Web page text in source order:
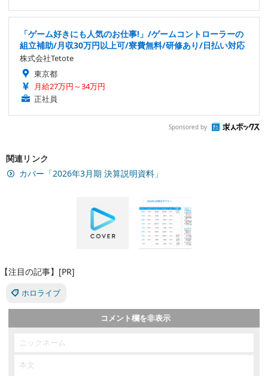
「ゲーム好きにも人気のお仕事!」/ゲームコントローラーの
組立補助/月収30万円以上可/寮費無料/研修あり/日払い対応
株式会社Tetote
東京都
月給27万円～34万円
正社員
Sponsored by
関連リンク
カバー「2026年3月期 決算説明資料」
【注目の記事】[PR]
ホロライブ
コメント欄を非表示